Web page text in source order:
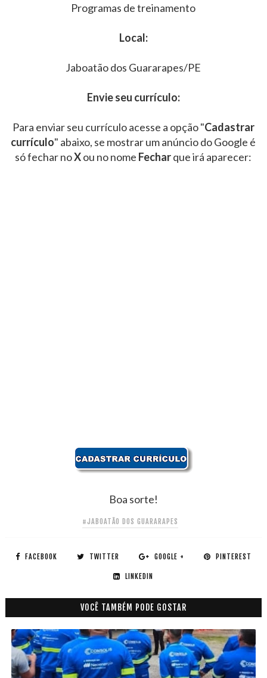
Programas de treinamento
Local:
Jaboatão dos Guararapes/PE
Envie seu currículo:
Para enviar seu currículo acesse a opção "Cadastrar
currículo" abaixo, se mostrar um anúncio do Google é
só fechar noXou no nome Fecharque irá aparecer:
Boa sorte!
#JABOATÃO DOS GUARARAPES
FACEBOOK TWITTER GOOGLE + PINTEREST
LINKEDIN
VOCÊ TAMBÉM PODE GOSTAR